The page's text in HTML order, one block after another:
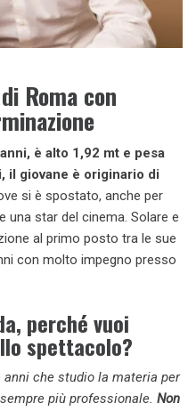
Roma con
è alto 1,92 mt e pesa
il giovane è originario di
si è spostato, anche per
una star del cinema. Solare e
al primo posto tra le sue
con molto impegno presso
perché vuoi
spettacolo?
che studio la materia per
più professionale. Non